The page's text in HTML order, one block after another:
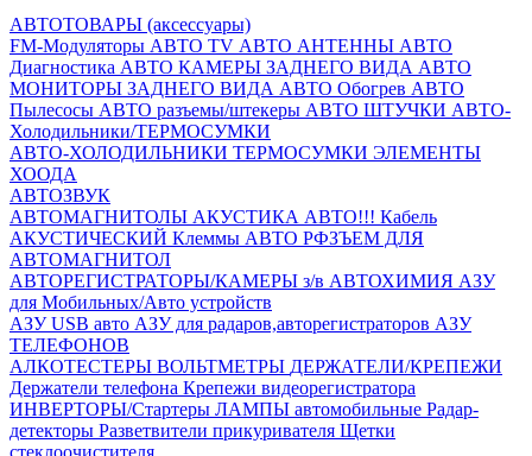
АВТОТОВАРЫ (аксессуары)
FM-Модуляторы АВТО TV АВТО АНТЕННЫ АВТО
Диагностика АВТО КАМЕРЫ ЗАДНЕГО ВИДА АВТО
МОНИТОРЫ ЗАДНЕГО ВИДА АВТО Обогрев АВТО
Пылесосы АВТО разъемы/штекеры АВТО ШТУЧКИ АВТО-
Холодильники/ТЕРМОСУМКИ
АВТО-ХОЛОДИЛЬНИКИ ТЕРМОСУМКИ ЭЛЕМЕНТЫ
ХООДА
АВТОЗВУК
АВТОМАГНИТОЛЫ АКУСТИКА АВТО!!! Кабель
АКУСТИЧЕСКИЙ Клеммы АВТО РФЗЪЕМ ДЛЯ
АВТОМАГНИТОЛ
АВТОРЕГИСТРАТОРЫ/КАМЕРЫ з/в АВТОХИМИЯ АЗУ
для Мобильных/Авто устройств
АЗУ USB авто АЗУ для радаров,авторегистраторов АЗУ
ТЕЛЕФОНОВ
АЛКОТЕСТЕРЫ ВОЛЬТМЕТРЫ ДЕРЖАТЕЛИ/КРЕПЕЖИ
Держатели телефона Крепежи видеорегистратора
ИНВЕРТОРЫ/Стартеры ЛАМПЫ автомобильные Радар-
детекторы Разветвители прикуривателя Щетки
стеклоочистителя